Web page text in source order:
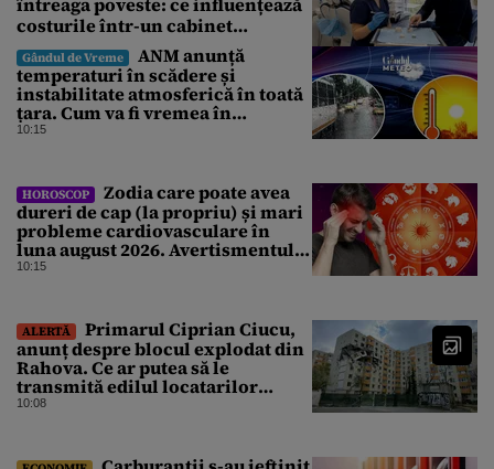
întreaga poveste: ce influențează
costurile într-un cabinet
stomatologic din București
Gândul de Vreme
ANM anunță
temperaturi în scădere și
instabilitate atmosferică în toată
țara. Cum va fi vremea în
București și când vin vijeliile
10:15
HOROSCOP
Zodia care poate avea
dureri de cap (la propriu) și mari
probleme cardiovasculare în
luna august 2026. Avertismentul
experților în astrologie
10:15
ALERTĂ
Primarul Ciprian Ciucu,
anunț despre blocul explodat din
Rahova. Ce ar putea să le
transmită edilul locatarilor
rămași pe drumuri
10:08